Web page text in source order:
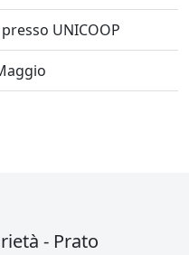
UNICOOP
- Prato